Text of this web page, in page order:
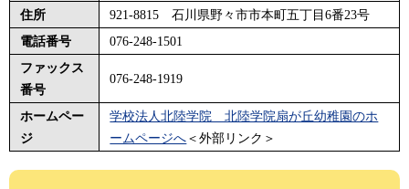
住所
921-8815 石川県野々市市本町五丁目6番23号
電話番号
076-248-1501
ファックス
番号
076-248-1919
ホームペー
ジ
学校法人北陸学院 北陸学院扇が丘幼稚園のホ
ームページへ＜外部リンク＞